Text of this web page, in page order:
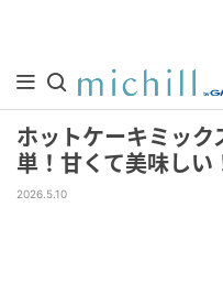
ホットケーキミッ
単！甘くて美味し
2026.5.10